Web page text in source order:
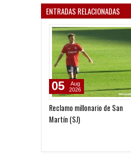
ENTRADAS RELACIONADAS
Otra mancha al pase de
Machuca
31
Jul
2026